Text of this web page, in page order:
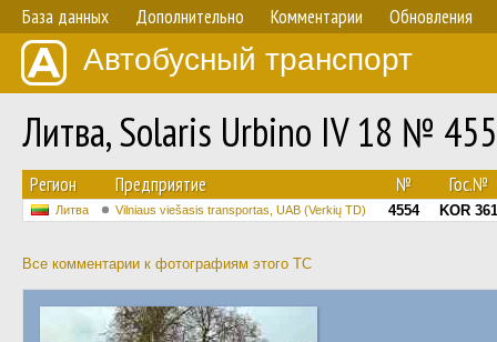
База данных Дополнительно Комментарии Обновления
Автобусный транспорт
Литва, Solaris Urbino IV 18 №
Регион Предприятие № Гос.№
Литва Vilniaus viešasis transportas, UAB (Verkių TD) 4554 KOR 361
Все комментарии к фотографиям этого ТС